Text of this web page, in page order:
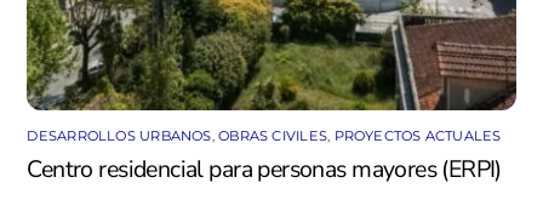
DESARROLLOS URBANOS ,OBRAS CIVILES PROYECTOS ACTUALES
Centro residencial para personas mayores (ERPI)